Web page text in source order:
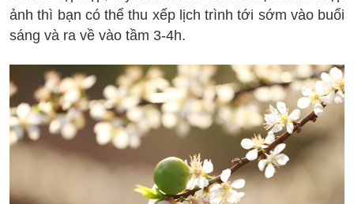
ảnh thì bạn có thể thu xếp lịch trình tới sớm vào buổi
sáng và ra về vào tầm 3-4h.